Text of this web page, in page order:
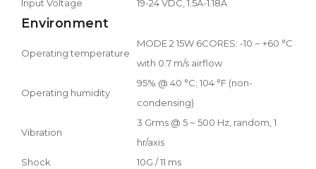
Input Voltage 19-24 VDC, 1.5A-1.18A
Environment
Operating temperature
MODE 2 15W 6CORES: -10 ~ +60 °C
with 0.7 m/s airflow
Operating humidity
95% @ 40 °C; 104 °F (non-
condensing)
Vibration
3 Grms @ 5 ~ 500 Hz, random, 1
hr/axis
Shock
10G / 11 ms